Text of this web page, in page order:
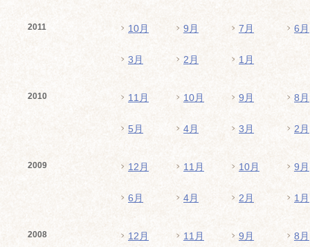
2011 10月 9月 7月 6月
3月 2月 1月
2010 11月 10月 9月 8月
5月 4月 3月 2月
2009 12月 11月 10月 9月
6月 4月 2月 1月
2008 12月 11月 9月 8月